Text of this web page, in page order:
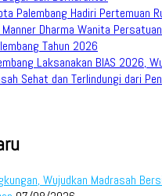
Palembang Hadiri Pertemuan
Dharma Wanita
Tahun 2026
Laksanakan BIAS 2026,
Sehat dan Terlindungi dari
Wujudkan Madrasah